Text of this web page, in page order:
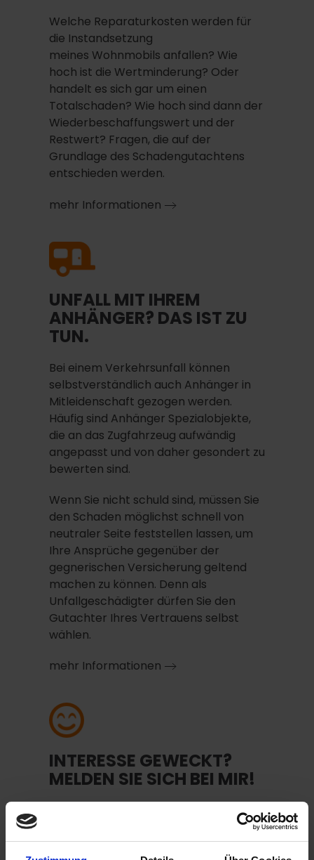
Welche Reparaturkosten werden für
die Instandsetzung
meines Wohnmobils anfallen? Wie
hoch ist die Wertminderung? Oder
handelt es sich gar um einen
Totalschaden? Wie hoch sind dann der
Wiederbeschaffungswert und der
Restwert? Fragen, die auf der
Grundlage des Schadengutachtens
entschieden werden.
mehr Informationen
UNFALL MIT IHREM
ANHÄNGER? DAS IST ZU
TUN.
Bei einem Verkehrsunfall können
selbstverständlich auch Anhänger in
Mitleidenschaft gezogen werden.
Häufig sind Anhänger Spezialobjekte,
die an das Zugfahrzeug aufwändig
angepasst und von daher gesondert zu
bewerten sind.
Wenn Sie nicht schuld sind, müssen Sie
den Schaden möglichst schnell von
neutraler Seite feststellen lassen, um
Ihre Ansprüche gegenüber der
gegnerischen Versicherung geltend
machen zu können. Denn als
Unfallgeschädigter dürfen Sie den
Gutachter Ihres Vertrauens selbst
wählen.
mehr Informationen
INTERESSE GEWECKT?
MELDEN SIE SICH BEI MIR!
Wenn Sie nun neugierig geworden sind
auf die Leistungen eines unabhängigen
Kfz Gutachters in Hamburg, nehmen